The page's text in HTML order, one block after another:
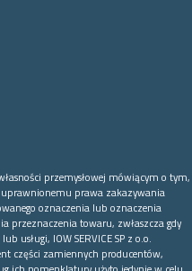
przemysłowej mówiącym o tym,
prawa zakazywania
oznaczenia lub oznaczenia
przeznaczenia towaru, zwłaszcza gdy
usługi, IOW SERVICE SP z o.o.
części zamiennych producentów,